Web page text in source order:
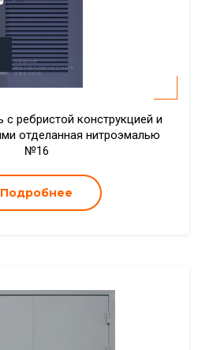
с ребристой конструкцией и
отделанная нитроэмалью
№16
Подробнее